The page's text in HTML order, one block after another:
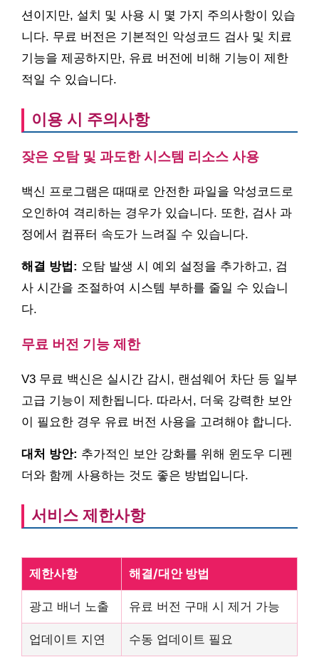
션이지만, 설치 및 사용 시 몇 가지 주의사항이 있습
니다. 무료 버전은 기본적인 악성코드 검사 및 치료
기능을 제공하지만, 유료 버전에 비해 기능이 제한
적일 수 있습니다.
이용 시 주의사항
잦은 오탐 및 과도한 시스템 리소스 사용
백신 프로그램은 때때로 안전한 파일을 악성코드로
오인하여 격리하는 경우가 있습니다. 또한, 검사 과
정에서 컴퓨터 속도가 느려질 수 있습니다.
해결 방법: 오탐 발생 시 예외 설정을 추가하고, 검
사 시간을 조절하여 시스템 부하를 줄일 수 있습니
다.
무료 버전 기능 제한
V3 무료 백신은 실시간 감시, 랜섬웨어 차단 등 일부
고급 기능이 제한됩니다. 따라서, 더욱 강력한 보안
이 필요한 경우 유료 버전 사용을 고려해야 합니다.
대처 방안: 추가적인 보안 강화를 위해 윈도우 디펜
더와 함께 사용하는 것도 좋은 방법입니다.
서비스 제한사항
제한사항 해결/대안 방법
광고 배너 노출 유료 버전 구매 시 제거 가능
업데이트 지연 수동 업데이트 필요